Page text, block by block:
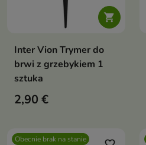

Inter Vion Trymer do
brwi z grzebykiem 1
sztuka
2,90 €
Obecnie brak na stanie